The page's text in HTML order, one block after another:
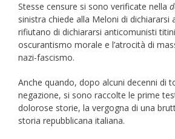
Stesse censure si sono verificate nella
sinistra chiede alla Meloni di dichiararsi
rifiutano di dichiararsi anticomunisti
oscurantismo morale e l’atrocità di
nazi-fascismo.
Anche quando, dopo alcuni decenni di
negazione, si sono raccolte le prime
dolorose storie, la vergogna di una
storia repubblicana italiana.